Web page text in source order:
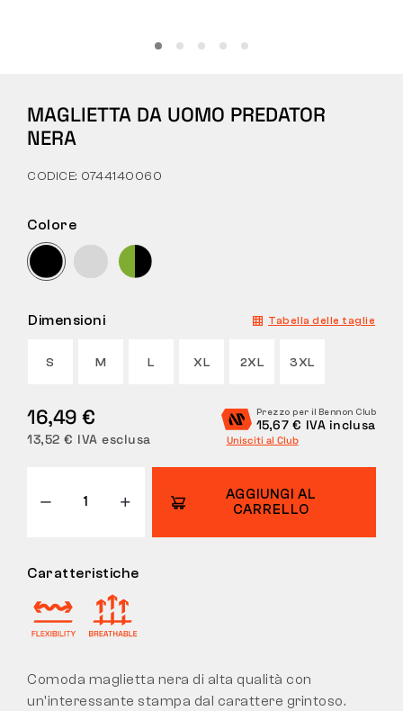
CHI SIAMO
NEGOZIO CON BISTROT
CONTATTI
RESI
MAGLIETTA DA UOMO PREDATOR
NERA
CODICE: 0744140060
Colore
Dimensioni Tabella delle taglie
S M L XL 2XL 3XL
16,49 €
13,52 € IVA esclusa
Prezzo per il Bennon Club
15,67 € IVA inclusa
Unisciti al Club
AGGIUNGI AL
CARRELLO
Caratteristiche
Comoda maglietta nera di alta qualità con
un'interessante stampa dal carattere grintoso.